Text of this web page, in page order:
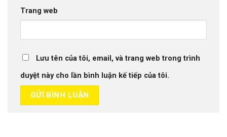
Trang web
Lưu tên của tôi, email, và trang web trong trình
duyệt này cho lần bình luận kế tiếp của tôi.